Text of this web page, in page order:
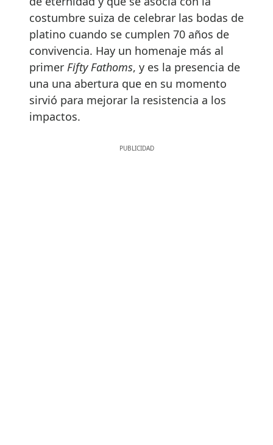
costumbre suiza de celebrar las bodas de
platino cuando se cumplen 70 años de
convivencia. Hay un homenaje más al
primer Fifty Fathoms, y es la presencia de
una una abertura que en su momento
sirvió para mejorar la resistencia a los
impactos.